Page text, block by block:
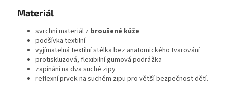
Materiál
svrchní materiál z broušené kůže
podšívka textilní
vyjímatelná textilní stélka bez anatomického tvarování
protiskluzová, flexibilní gumová podrážka
zapínání na dva suché zipy
reflexní prvek na suchém zipu pro větší bezpečnost dětí.